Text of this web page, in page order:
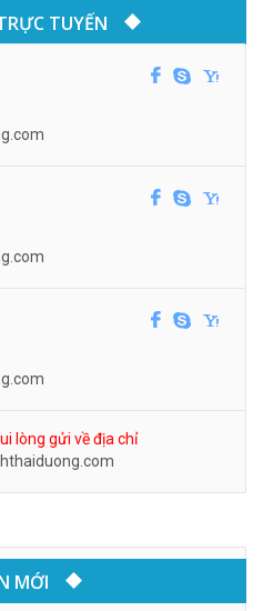
TUYẾN
lòng gửi về địa chỉ
MỚI